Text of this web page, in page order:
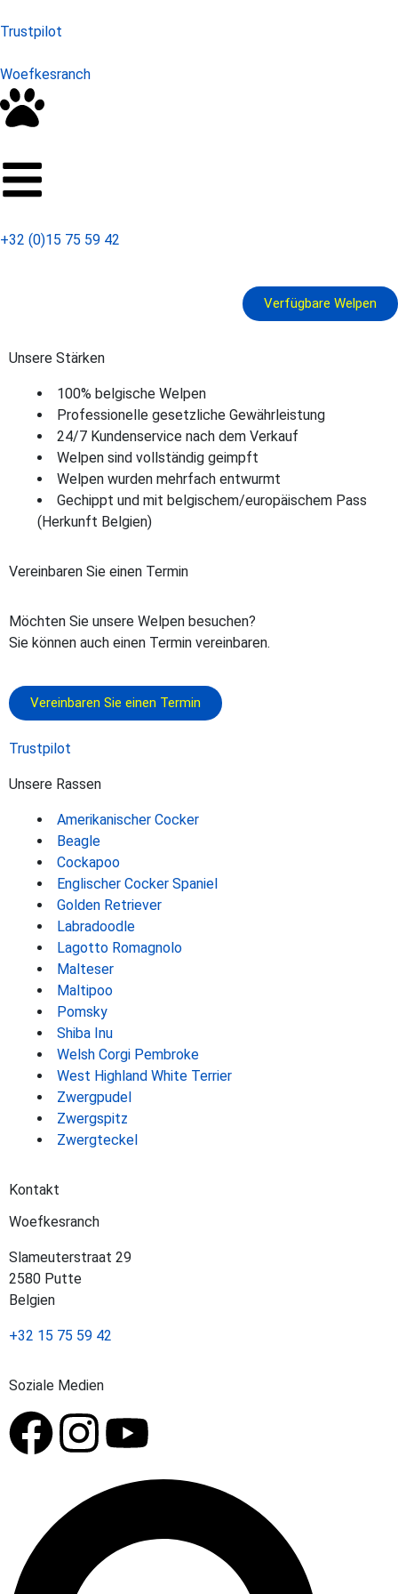
Trustpilot
Woefkesranch
+32 (0)15 75 59 42
Verfügbare Welpen
Unsere Stärken
100% belgische Welpen
Professionelle gesetzliche Gewährleistung
24/7 Kundenservice nach dem Verkauf
Welpen sind vollständig geimpft
Welpen wurden mehrfach entwurmt
Gechippt und mit belgischem/europäischem Pass
(Herkunft Belgien)
Vereinbaren Sie einen Termin
Möchten Sie unsere Welpen besuchen?
Sie können auch einen Termin vereinbaren.
Vereinbaren Sie einen Termin
Trustpilot
Unsere Rassen
Amerikanischer Cocker
Beagle
Cockapoo
Englischer Cocker Spaniel
Golden Retriever
Labradoodle
Lagotto Romagnolo
Malteser
Maltipoo
Pomsky
Shiba Inu
Welsh Corgi Pembroke
West Highland White Terrier
Zwergpudel
Zwergspitz
Zwergteckel
Kontakt
Woefkesranch
Slameuterstraat 29
2580 Putte
Belgien
+32 15 75 59 42
Soziale Medien